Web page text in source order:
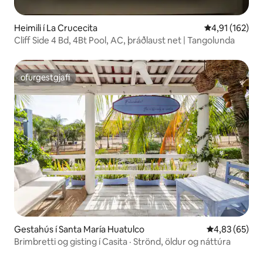
Heimili í La Crucecita 4,91 af 5 í
4,91 (162)
Cliff Side 4 Bd, 4Bt Pool, AC, þráðlaust net | Tangolunda
ofurgestgjafi
ofurgestgjafi
Gestahús í Santa María Huatulco 4,83 af 5 í
4,83 (65)
Brimbretti og gisting í Casita · Strönd, öldur og náttúra